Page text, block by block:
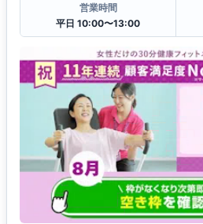
営業時間
平日 10:00〜13:00